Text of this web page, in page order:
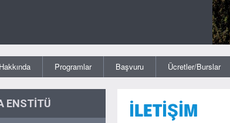
Programlar Başvuru Ücretler/Burslar
ENSTITÜ İLETİŞİM